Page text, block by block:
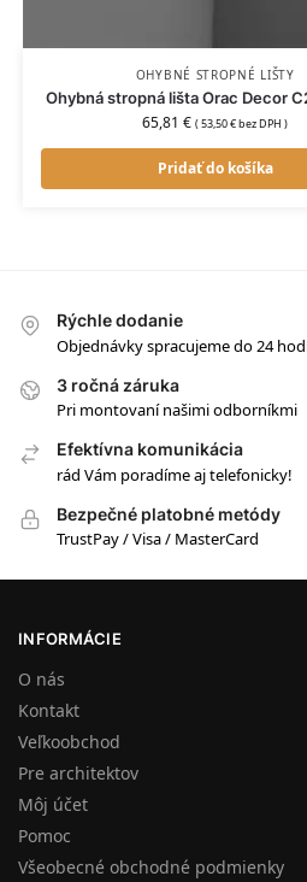
OHYBNÉ STROPNÉ LIŠTY
Ohybná stropná lišta Orac Decor
65,81€ (53,50€bez DPH )
Pridať do košíka
Rýchle dodanie
Objednávky spracujeme do 24
3 ročná záruka
Pri montovaní našimi odborníkmi
Efektívna komunikácia
rád Vám poradíme aj telefonicky!
Bezpečné platobné metódy
TrustPay / Visa / MasterCard
INFORMÁCIE
O nás
Kontakt
Veľkoobchod
Pre architektov
Môj účet
Pomoc
Všeobecné obchodné podmienky